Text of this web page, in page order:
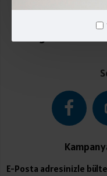
İletişim
E-Posta adresinizle